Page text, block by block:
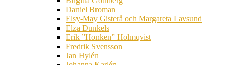
Daniel Broman
Elsy-May Gisterå och Margareta Lavsund
Elza Dunkels
Erik ”Honken” Holmqvist
Fredrik Svensson
Jan Hylén